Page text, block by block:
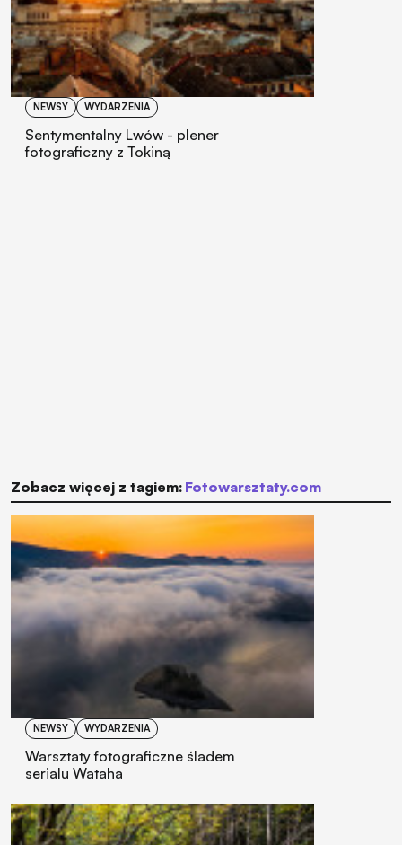
NEWSY WYDARZENIA
Sentymentalny Lwów - plener
fotograficzny z Tokiną
Zobacz więcej z tagiem: fotowarsztaty.com
NEWSY WYDARZENIA
Warsztaty fotograficzne śladem
serialu Wataha